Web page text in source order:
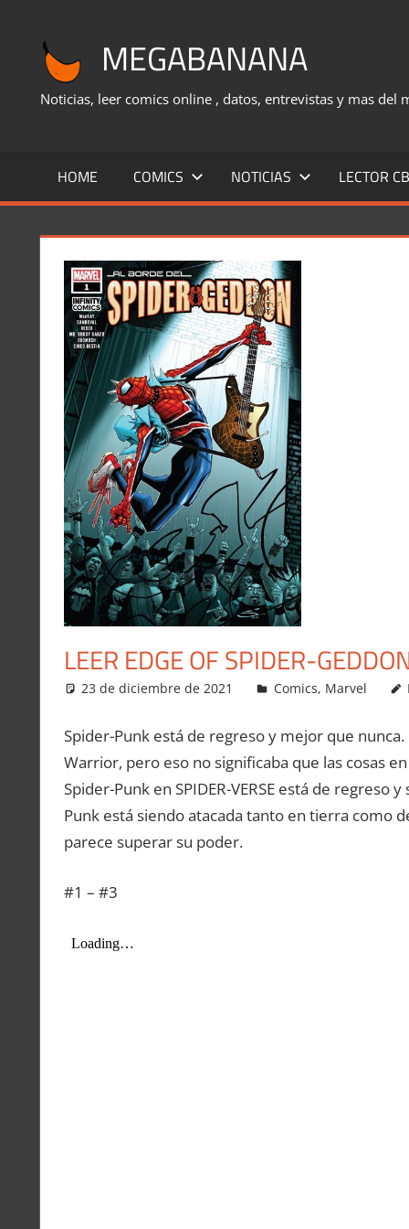
contenido
MEGABANANA
Noticias, leer comics online , datos, entrevistas y mas del
HOME COMICS NOTICIAS LECTOR
LEER EDGE OF SPIDER-
23 de diciembre de 2021 Carlitox Banana
Comics, Marvel
Spider-Punk está de regreso y mejor que nunca.
Warrior, pero eso no significaba que las cosas
Spider-Punk en SPIDER-VERSE está de regreso
Punk está siendo atacada tanto en tierra como
parece superar su poder.
#1 – #3